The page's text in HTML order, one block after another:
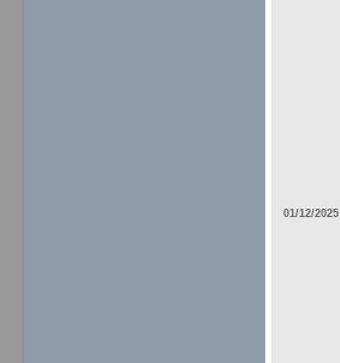
01/12/2025